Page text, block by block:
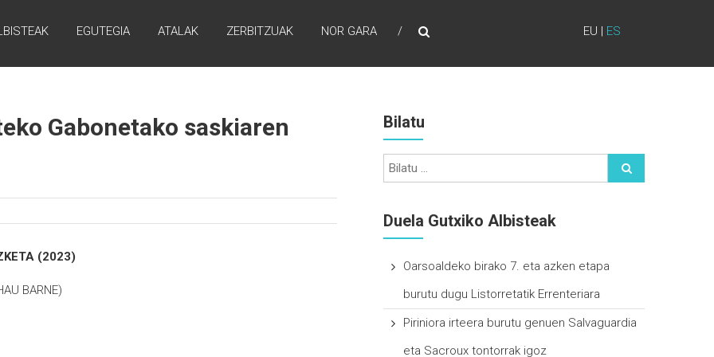
EU | ES
EGUTEGIA ATALAK ZERBITZUAK NOR GARA
Gabonetako saskiaren
(2023)
BARNE)
Bilatu
Duela Gutxiko Albisteak
Oarsoaldeko birako 7. eta azken etapa
burutu dugu Listorretatik Errenteriara
Piriniora irteera burutu genuen Salvaguardia
eta Sacroux tontorrak igoz